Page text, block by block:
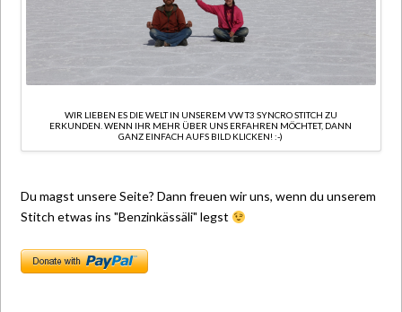
WIR LIEBEN ES DIE WELT IN UNSEREM VW T3 SYNCRO STITCH ZU
ERKUNDEN. WENN IHR MEHR ÜBER UNS ERFAHREN MÖCHTET, DANN
GANZ EINFACH AUFS BILD KLICKEN! :-)
Du magst unsere Seite? Dann freuen wir uns, wenn du unserem
Stitch etwas ins "Benzinkässäli" legst